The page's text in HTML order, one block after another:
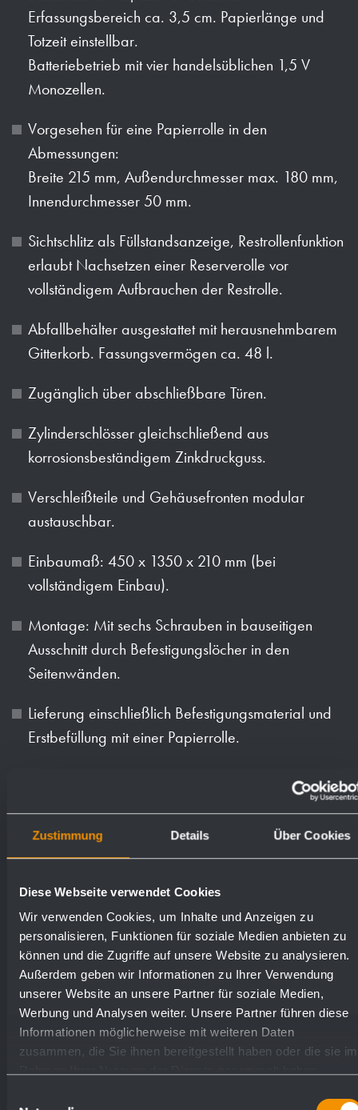
Zustimmung Details Über Cookies
Diese Webseite verwendet Cookies
Wir verwenden Cookies, um Inhalte und Anzeigen zu
personalisieren, Funktionen für soziale Medien anbieten zu
können und die Zugriffe auf unsere Website zu analysieren.
Außerdem geben wir Informationen zu Ihrer Verwendung
unserer Website an unsere Partner für soziale Medien,
Werbung und Analysen weiter. Unsere Partner führen diese
Informationen möglicherweise mit weiteren Daten
zusammen, die Sie ihnen bereitgestellt haben oder die sie im
Erfassungsbereich ca. 3,5 cm. Papierlänge und
Totzeit einstellbar.
Batteriebetrieb mit vier handelsüblichen 1,5 V
Monozellen.
Vorgesehen für eine Papierrolle in den
Abmessungen:
Breite 215 mm, Außendurchmesser max. 180 mm,
Innendurchmesser 50 mm.
Sichtschlitz als Füllstandsanzeige, Restrollenfunktion
erlaubt Nachsetzen einer Reserverolle vor
vollständigem Aufbrauchen der Restrolle.
Abfallbehälter ausgestattet mit herausnehmbarem
Gitterkorb. Fassungsvermögen ca. 48 l.
Zugänglich über abschließbare Türen.
Zylinderschlösser gleichschließend aus
korrosionsbeständigem Zinkdruckguss.
Verschleißteile und Gehäusefronten modular
austauschbar.
Einbaumaß: 450 x 1350 x 210 mm (bei
vollständigem Einbau).
Montage: Mit sechs Schrauben in bauseitigen
Ausschnitt durch Befestigungslöcher in den
Seitenwänden.
Lieferung einschließlich Befestigungsmaterial und
Erstbefüllung mit einer Papierrolle.
Oberflächen Bestellnummern
matt geschliffen (standard) 727541
hochglanzpoliert 731541
(farbig) Pulver-beschichtet 729541